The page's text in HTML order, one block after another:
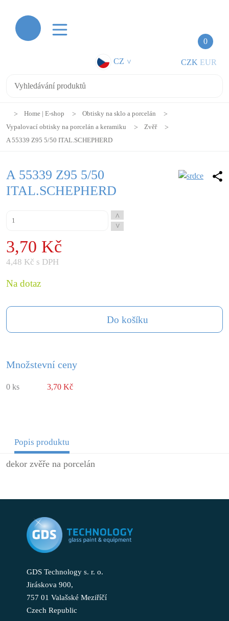
0
CZ > CZK EUR
Home | E-shop
Obtisky na sklo a porcelán
Vypalovací obtisky na porcelán a keramiku
Zvěř
A 55339 Z95 5/50 ITAL.SCHEPHERD
A 55339 Z95 5/50
ITAL.SCHEPHERD
^
^
3,70 Kč
4,48 Kč s DPH
Na dotaz
Do košíku
Množstevní ceny
0 ks 3,70 Kč
Popis produktu
dekor zvěře na porcelán
GDS Technology s. r. o.
Jiráskova 900,
757 01 Valašské Meziříčí
Czech Republic